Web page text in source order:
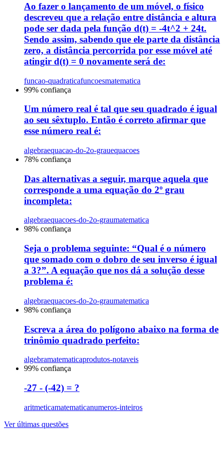
Ao fazer o lançamento de um móvel, o físico
descreveu que a relação entre distância e altura
pode ser dada pela função d(t) = -4t^2 + 24t.
Sendo assim, sabendo que ele parte da distância
zero, a distância percorrida por esse móvel até
atingir d(t) = 0 novamente será de:
funcao-quadraticafuncoesmatematica
99% confiança
Um número real é tal que seu quadrado é igual
ao seu sêxtuplo. Então é correto afirmar que
esse número real é:
algebraequacao-do-2o-grauequacoes
78% confiança
Das alternativas a seguir, marque aquela que
corresponde a uma equação do 2º grau
incompleta:
algebraequacoes-do-2o-graumatematica
98% confiança
Seja o problema seguinte: “Qual é o número
que somado com o dobro de seu inverso é igual
a 3?”. A equação que nos dá a solução desse
problema é:
algebraequacoes-do-2o-graumatematica
98% confiança
Escreva a área do polígono abaixo na forma de
trinômio quadrado perfeito:
algebramatematicaprodutos-notaveis
99% confiança
-27 - (-42) = ?
aritmeticamatematicanumeros-inteiros
Ver últimas questões